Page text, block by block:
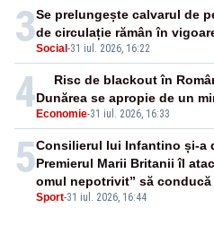
3Social -31 iul. 2026, 16:22
Se prelungește calvarul de
de circulație rămân în
4 Economie-31 iul. 2026, 16:33
Risc de blackout în
Dunărea se apropie de un
5
Sport-31 iul. 2026, 16:44
Consilierul lui Infantino și-a
Premierul Marii Britanii îl
omul nepotrivit” să conducă